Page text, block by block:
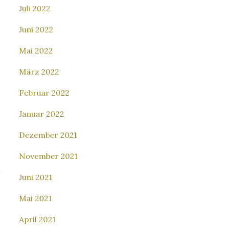
Juli 2022
Juni 2022
Mai 2022
März 2022
Februar 2022
Januar 2022
Dezember 2021
November 2021
Juni 2021
Mai 2021
April 2021